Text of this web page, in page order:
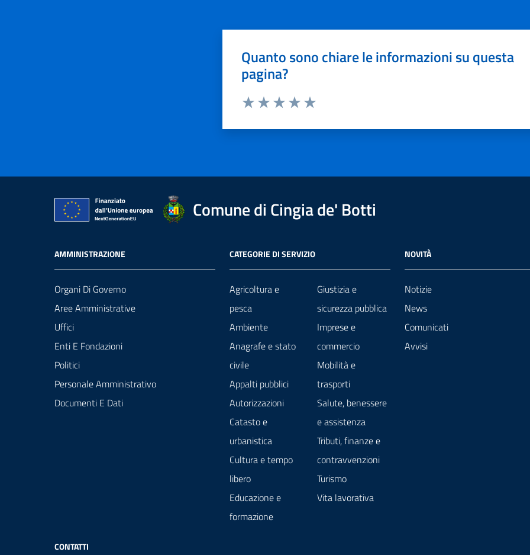
Quanto sono chiare le informazioni su questa
pagina?
Comune di Cingia de' Botti
AMMINISTRAZIONE
Organi Di Governo
Aree Amministrative
Uffici
Enti E Fondazioni
Politici
Personale Amministrativo
Documenti E Dati
CATEGORIE DI SERVIZIO
Agricoltura e
pesca
Ambiente
Anagrafe e stato
civile
Appalti pubblici
Autorizzazioni
Catasto e
urbanistica
Cultura e tempo
libero
Educazione e
formazione
Giustizia e
sicurezza pubblica
Imprese e
commercio
Mobilità e
trasporti
Salute, benessere
e assistenza
Tributi, finanze e
contravvenzioni
Turismo
Vita lavorativa
NOVITÀ
Notizie
News
Comunicati
Avvisi
CONTATTI